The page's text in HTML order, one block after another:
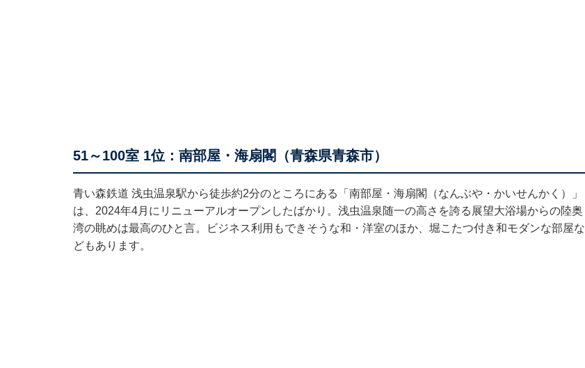
51～100室 1位：南部屋・海扇閣（青森県青森市）
青い森鉄道 浅虫温泉駅から徒歩約2分のところにある「南部屋・海扇閣（なんぶや・かいせんかく）」
は、2024年4月にリニューアルオープンしたばかり。浅虫温泉随一の高さを誇る展望大浴場からの陸奥
湾の眺めは最高のひと言。ビジネス利用もできそうな和・洋室のほか、堀こたつ付き和モダンな部屋な
どもあります。